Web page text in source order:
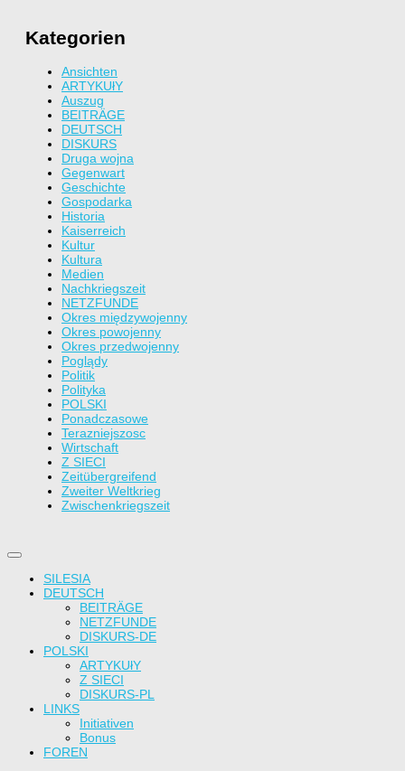
Kategorien
Ansichten
ARTYKUłY
Auszug
BEITRÄGE
DEUTSCH
DISKURS
Druga wojna
Gegenwart
Geschichte
Gospodarka
Historia
Kaiserreich
Kultur
Kultura
Medien
Nachkriegszeit
NETZFUNDE
Okres międzywojenny
Okres powojenny
Okres przedwojenny
Poglądy
Politik
Polityka
POLSKI
Ponadczasowe
Terazniejszosc
Wirtschaft
Z SIECI
Zeitübergreifend
Zweiter Weltkrieg
Zwischenkriegszeit
SILESIA
DEUTSCH
BEITRÄGE
NETZFUNDE
DISKURS-DE
POLSKI
ARTYKUłY
Z SIECI
DISKURS-PL
LINKS
Initiativen
Bonus
FOREN